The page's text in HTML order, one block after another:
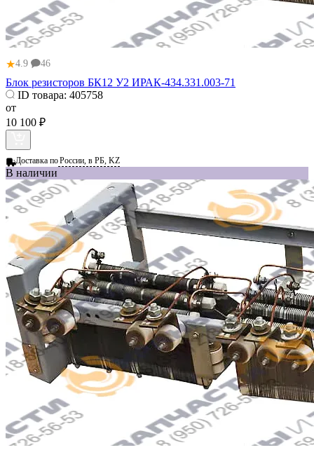
★4.9 46
Блок резисторов БК12 У2 ИРАК-434.331.003-71
ID товара: 405758
от
10 100 ₽
Доставка поРоссии, в РБ, KZ
В наличии